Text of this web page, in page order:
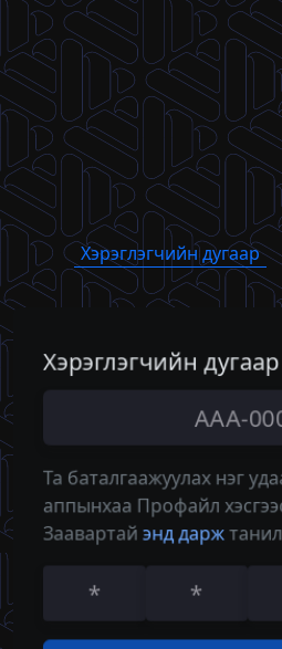
Хэрэглэгчийн дугаар
Хэрэглэгчийн дугаар
Та баталгаажуулах нэг
аппынхаа Профайл
Заавартай энд дарж